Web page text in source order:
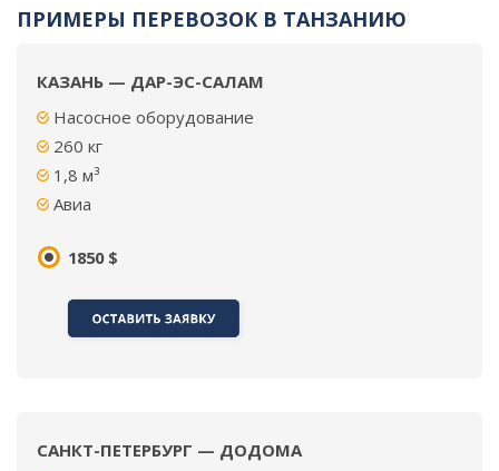
ПРИМЕРЫ ПЕРЕВОЗОК В ТАНЗАНИЮ
КАЗАНЬ — ДАР-ЭС-САЛАМ
Насосное оборудование
260 кг
1,8 м³
Авиа
1850 $
САНКТ-ПЕТЕРБУРГ — ДОДОМА